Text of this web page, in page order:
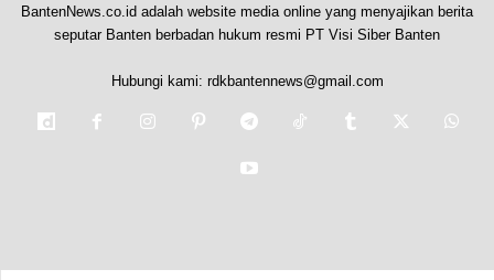
BantenNews.co.id adalah website media online yang menyajikan berita
seputar Banten berbadan hukum resmi PT Visi Siber Banten
Hubungi kami: rdkbantennews@gmail.com